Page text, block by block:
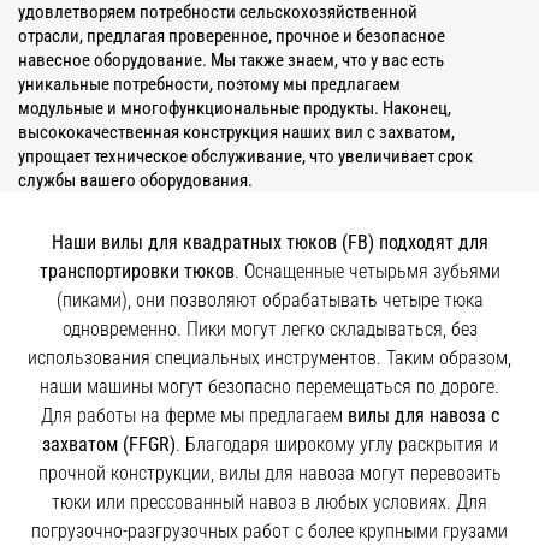
удовлетворяем потребности сельскохозяйственной
отрасли, предлагая проверенное, прочное и безопасное
навесное оборудование. Мы также знаем, что у вас есть
уникальные потребности, поэтому мы предлагаем
модульные и многофункциональные продукты. Наконец,
высококачественная конструкция наших вил с захватом,
упрощает техническое обслуживание, что увеличивает срок
службы вашего оборудования.
Наши вилы для квадратных тюков (FB) подходят для
транспортировки тюков. Оснащенные четырьмя зубьями
(пиками), они позволяют обрабатывать четыре тюка
одновременно. Пики могут легко складываться, без
использования специальных инструментов. Таким образом,
наши машины могут безопасно перемещаться по дороге.
Для работы на ферме мы предлагаем вилы для навоза с
захватом (FFGR). Благодаря широкому углу раскрытия и
прочной конструкции, вилы для навоза могут перевозить
тюки или прессованный навоз в любых условиях. Для
погрузочно-разгрузочных работ с более крупными грузами